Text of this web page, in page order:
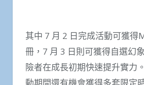
其中 7 月 2 日完成活動可獲得
冊，7 月 3 日則可獲得自選幻
險者在成長初期快速提升實力